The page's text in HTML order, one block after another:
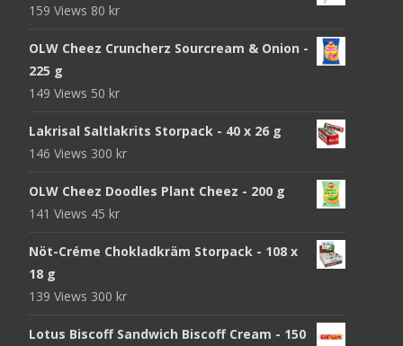
159 Views 80 kr
OLW Cheez Cruncherz Sourcream & Onion -
225 g
149 Views 50 kr
Lakrisal Saltlakrits Storpack - 40 x 26 g
146 Views 300 kr
OLW Cheez Doodles Plant Cheez - 200 g
141 Views 45 kr
Nöt-Créme Chokladkräm Storpack - 108 x
18 g
139 Views 300 kr
Lotus Biscoff Sandwich Biscoff Cream - 150